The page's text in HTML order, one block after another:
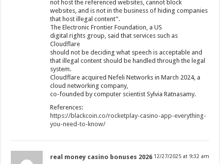
not host the referenced websites, cannot block
websites, and is not in the business of hiding companies
that host illegal content”.
The Electronic Frontier Foundation, a US
digital rights group, said that services such as
Cloudflare
should not be deciding what speech is acceptable and
that illegal content should be handled through the legal
system.
Cloudflare acquired Nefeli Networks in March 2024, a
cloud networking company,
co-founded by computer scientist Sylvia Ratnasamy.
References:
https://blackcoin.co/rocketplay-casino-app-everything-
you-need-to-know/
real money casino bonuses 2026 12/27/2025 at 9:32 am